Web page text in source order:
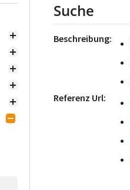
Suche
Beschreibung
Referenz Url